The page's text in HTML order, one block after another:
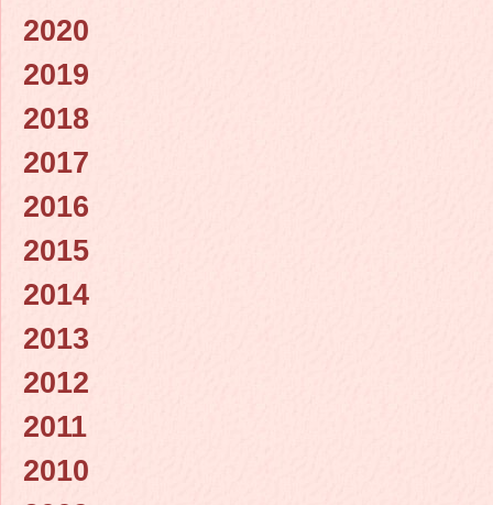
2020
2019
2018
2017
2016
2015
2014
2013
2012
2011
2010